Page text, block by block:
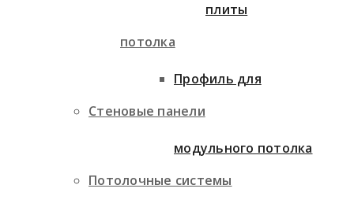
потолка
Стеновые панели
Потолочные системы
плиты
Профиль для
модульного потолка